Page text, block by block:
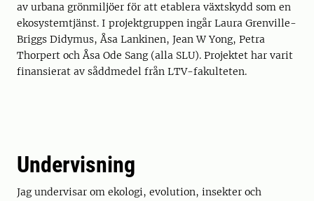
av urbana grönmiljöer för att etablera växtskydd som en
ekosystemtjänst. I projektgruppen ingår Laura Grenville-
Briggs Didymus, Åsa Lankinen, Jean W Yong, Petra
Thorpert och Åsa Ode Sang (alla SLU). Projektet har varit
finansierat av såddmedel från LTV-fakulteten.
Undervisning
Jag undervisar om ekologi, evolution, insekter och